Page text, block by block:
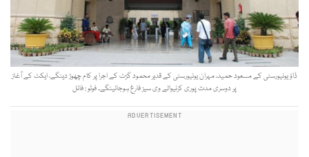
ڈاؤ یونیورسٹی کے مسعود حمید، مہران یونیورسٹی کے قدیر محمود گزٹ کے اجرا پر کام چھوڑ دینگے، ایکٹ کے آغاز
پر دوسری مدت پوری کرنیوالے وی سیز فارغ ہوجائینگے۔ فوٹو : فائل